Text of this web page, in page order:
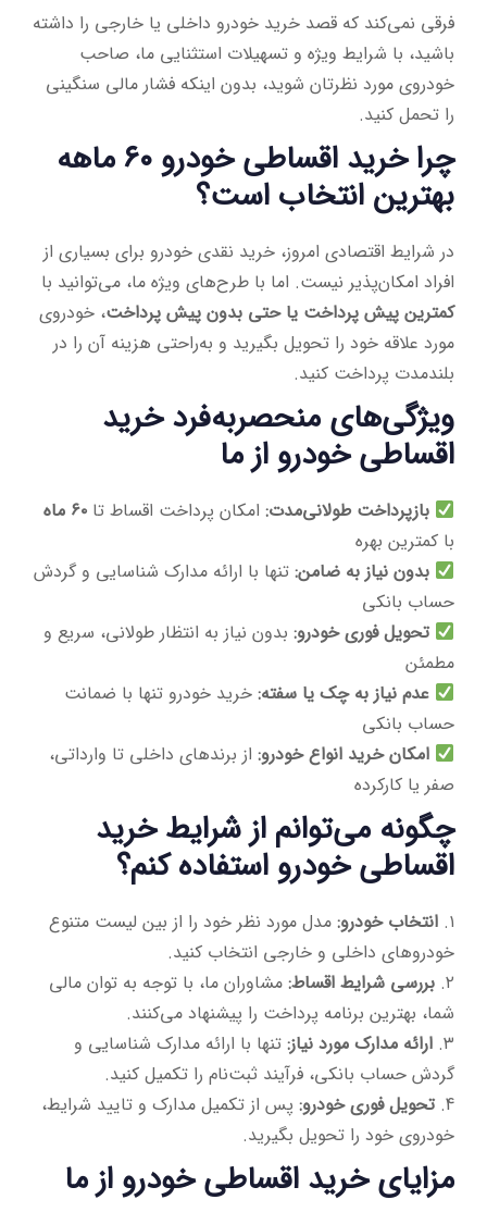
فرقی نمی‌کند که قصد خرید خودرو داخلی یا خارجی را داشته
باشید، با شرایط ویژه و تسهیلات استثنایی ما، صاحب
خودروی مورد نظرتان شوید، بدون اینکه فشار مالی سنگینی
را تحمل کنید.
چرا خرید اقساطی خودرو ۶۰ ماهه
بهترین انتخاب است؟
در شرایط اقتصادی امروز، خرید نقدی خودرو برای بسیاری از
افراد امکان‌پذیر نیست. اما با طرح‌های ویژه ما، می‌توانید با
کمترین پیش پرداخت یا حتی بدون پیش پرداخت، خودروی
مورد علاقه خود را تحویل بگیرید و به‌راحتی هزینه آن را در
بلندمدت پرداخت کنید.
ویژگی‌های منحصربه‌فرد خرید
اقساطی خودرو از ما
بازپرداخت طولانی‌مدت: امکان پرداخت اقساط تا۶۰ ماه
با کمترین بهره
بدون نیاز به ضامن: تنها با ارائه مدارک شناسایی و گردش
حساب بانکی
تحویل فوری خودرو: بدون نیاز به انتظار طولانی، سریع و
مطمئن
عدم نیاز به چک یا سفته: خرید خودرو تنها با ضمانت
حساب بانکی
امکان خرید انواع خودرو: از برندهای داخلی تا وارداتی،
صفر یا کارکرده
چگونه می‌توانم از شرایط خرید
اقساطی خودرو استفاده کنم؟
۱. انتخاب خودرو: مدل مورد نظر خود را از بین لیست متنوع
خودروهای داخلی و خارجی انتخاب کنید.
۲. بررسی شرایط اقساط: مشاوران ما، با توجه به توان مالی
شما، بهترین برنامه پرداخت را پیشنهاد می‌کنند.
۳. ارائه مدارک مورد نیاز: تنها با ارائه مدارک شناسایی و
گردش حساب بانکی، فرآیند ثبت‌نام را تکمیل کنید.
4. تحویل فوری خودرو: پس از تکمیل مدارک و تایید شرایط،
خودروی خود را تحویل بگیرید.
مزایای خرید اقساطی خودرو از ما